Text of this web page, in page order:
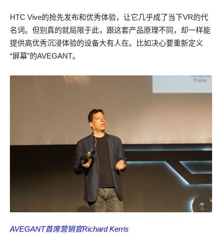
HTC Vive的抢先发布和优秀体验，让它几乎成了当下VR的代
名词。但别真的就局限于此，跟这套产品原理不同，却一样能
提供高优秀沉浸体验的设备大有人在。比如决心要重新定义
“屏幕”的AVEGANT。
AVEGANT首席营销官Richard Kerris